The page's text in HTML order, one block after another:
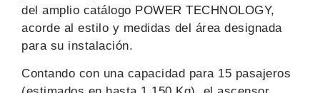
del amplio catálogo POWER TECHNOLOGY,
acorde al estilo y medidas del área designada
para su instalación.
Contando con una capacidad para 15 pasajeros